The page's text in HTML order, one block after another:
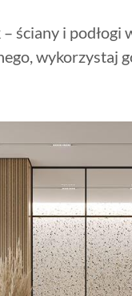
ściany i podłogi
wykorzystaj